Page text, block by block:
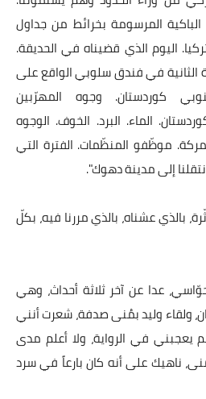
الباكية المرسومة بخرائط من جداول
اليوم الذي قضيناه في الحديقة.
الثانية في فندق سلوبي الواقع على
كوردستان. وجوه المهرّبين
الماء. البرد. الخوف. الوجوه
موظّفو المنظّمات. الفترة التي
إلى مدينة دهوك".
بالذي عشناه، بالذي مررنا فيه، بكلّ
عدا عن آخر ثلاثة أحداث، وهي
ولقاء وليد بمُنى صدفة، شعرت أنني
في الرواية، ولا أعلم مدى
ناهيك على أنه كان بارعاً في سرد